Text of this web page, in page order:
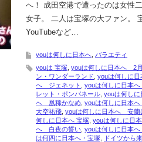
へ！ 成田空港で遭ったのは女性
女子。 二人は宝塚の大ファン。
YouTubeなど…
youは何しに日本へ バラエティ
youは 宝塚 youは何しに日本へ 2
ン・ワンダーランド youは何しに
へ ジェネット
youは何しに日本
レット・ポンパネール youは何し
へ 凰稀かなめ youは何しに日本
大空祐飛 youは何しに日本へ 安蘭
何しに日本へ 宝塚 youは何しに日
へ 白夜の誓い youは何しに日本
は何四に日本へ・宝塚
ドイツから